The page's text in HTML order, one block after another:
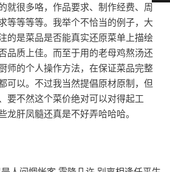
就很多咯，作品要求、制作经费、周
等等等等。我举个不恰当的例子，大
的是菜品是否能真实还原菜单上描绘
品质上佳。而至于用的老母鸡熬汤还
师的个人操作方法，在保证菜品完整
可以。不过我当然提倡原材原制，但
要不然这个菜价绝对可以对得起工
龙肝凤髓还真是不好弄哈哈哈。